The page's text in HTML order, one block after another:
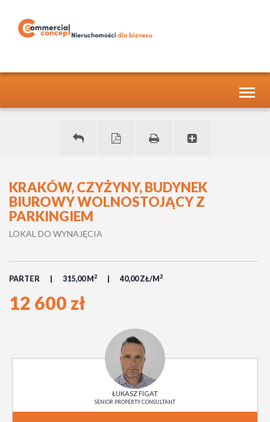
KRAKÓW, CZYŻYNY, BUDYNEK
BIUROWY WOLNOSTOJĄCY Z
PARKINGIEM
LOKAL DO WYNAJĘCIA
PARTER 315,00 M 2 40,00 ZŁ/M 2
12 600 zł
ŁUKASZ FIGAT
SENIOR PROPERTY CONSULTANT